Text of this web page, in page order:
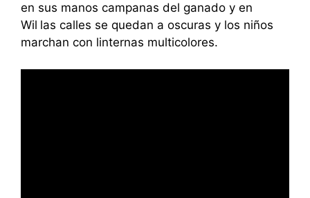
en sus manos campanas del ganado y en
Wil las calles se quedan a oscuras y los niños
marchan con linternas multicolores.